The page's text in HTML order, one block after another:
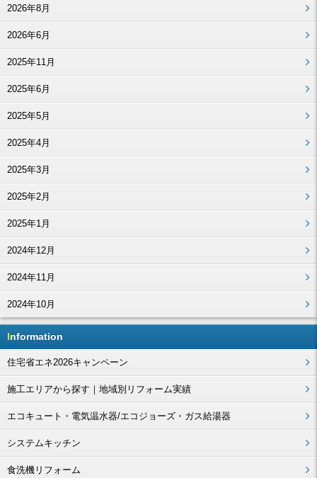
2026年8月
2026年6月
2025年11月
2025年6月
2025年5月
2025年4月
2025年3月
2025年2月
2025年1月
2024年12月
2024年11月
2024年10月
Information
住宅省エネ2026キャンペーン
施工エリアから探す｜地域別リフォーム実績
エコキュート・電気温水器/エコジョーズ・ガス給湯器
システムキッチン
食洗機リフォーム